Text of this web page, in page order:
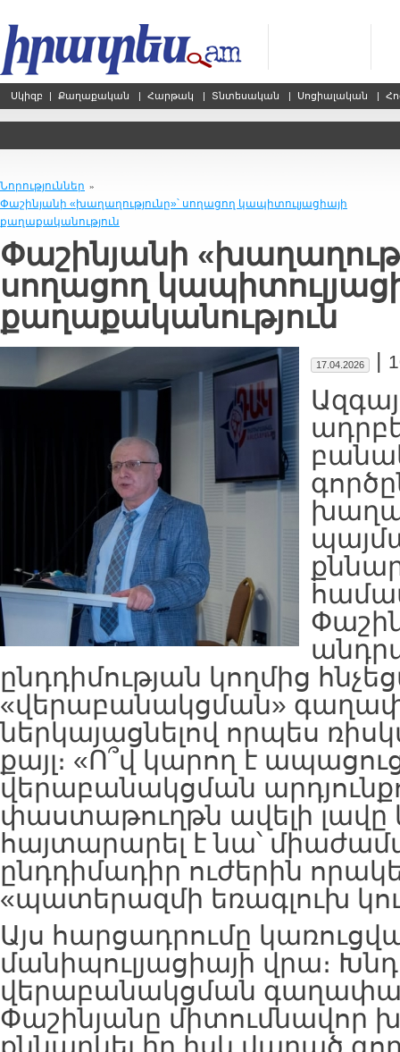
Սկիզբ | Քաղաքական | Հարթակ | Տնտեսական | Սոցիալական |
Նորություններ »
Փաշինյանի «խաղաղությունը»՝ սողացող կապիտուլյացիայի
քաղաքականություն
Փաշինյանի
սողացող
քաղաքականություն
17.04.2026
ընդդիմության կողմից
«վերաբանակցման»
ներկայացնելով որպես
քայլ։ «Ո՞վ կարող է
վերաբանակցման
փաստաթուղթն ավելի լավը
հայտարարել է նա՝
ընդդիմադիր ուժերին
«պատերազմի եռագլուխ
Այս հարցադրումը
մանիպուլյացիայի վրա։
վերաբանակցման
Փաշինյանը միտումնավոր